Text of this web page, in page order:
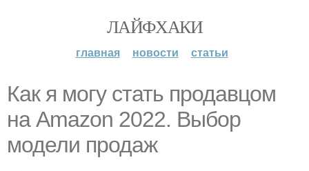
ЛАЙФХАКИ
главная новости статьи
Как я могу стать продавцом
на Amazon 2022. Выбор
модели продаж